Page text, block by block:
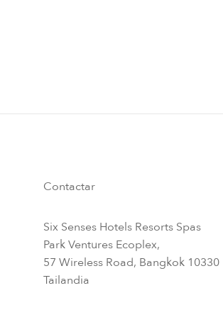
Contactar
Six Senses Hotels Resorts Spas
Park Ventures Ecoplex,
57 Wireless Road, Bangkok 10330
Tailandia